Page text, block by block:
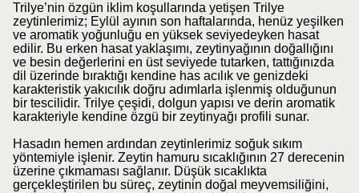
Trilye’nin özgün iklim koşullarında yetişen Trilye
zeytinlerimiz; Eylül ayının son haftalarında, henüz yeşilken
ve aromatik yoğunluğu en yüksek seviyedeyken hasat
edilir. Bu erken hasat yaklaşımı, zeytinyağının doğallığını
ve besin değerlerini en üst seviyede tutarken, tattığınızda
dil üzerinde bıraktığı kendine has acılık ve genizdeki
karakteristik yakıcılık doğru adımlarla işlenmiş olduğunun
bir tescilidir. Trilye çeşidi, dolgun yapısı ve derin aromatik
karakteriyle kendine özgü bir zeytinyağı profili sunar.
Hasadın hemen ardından zeytinlerimiz soğuk sıkım
yöntemiyle işlenir. Zeytin hamuru sıcaklığının 27 derecenin
üzerine çıkmaması sağlanır. Düşük sıcaklıkta
gerçekleştirilen bu süreç, zeytinin doğal meyvemsiliğini,